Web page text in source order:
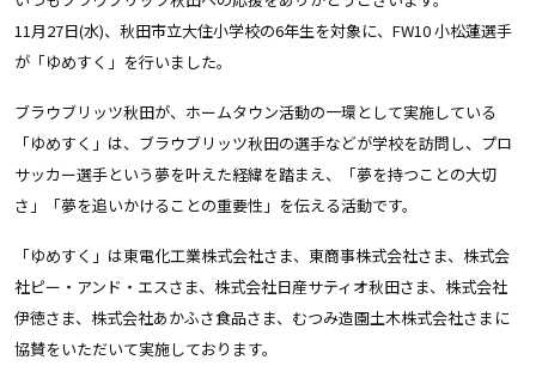
11月27日(水)、秋田市立大住小学校の6年生を対象に、FW10 小松蓮選手
が「ゆめすく」を行いました。
ブラウブリッツ秋田が、ホームタウン活動の一環として実施している
「ゆめすく」は、ブラウブリッツ秋田の選手などが学校を訪問し、プロ
サッカー選手という夢を叶えた経緯を踏まえ、「夢を持つことの大切
さ」「夢を追いかけることの重要性」を伝える活動です。
「ゆめすく」は東電化工業株式会社さま、東商事株式会社さま、株式会
社ピー・アンド・エスさま、株式会社日産サティオ秋田さま、株式会社
伊徳さま、株式会社あかふさ食品さま、むつみ造園土木株式会社さまに
協賛をいただいて実施しております。